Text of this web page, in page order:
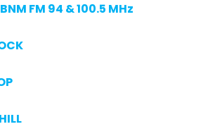
FM 94 & 100.5 MHz